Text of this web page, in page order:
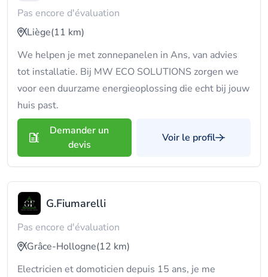
Pas encore d'évaluation
Liège(11 km)
We helpen je met zonnepanelen in Ans, van advies
tot installatie. Bij MW ECO SOLUTIONS zorgen we
voor een duurzame energieoplossing die echt bij jouw
huis past.
Demander un
devis
Voir le profil
G.Fiumarelli
Pas encore d'évaluation
Grâce-Hollogne(12 km)
Electricien et domoticien depuis 15 ans, je me